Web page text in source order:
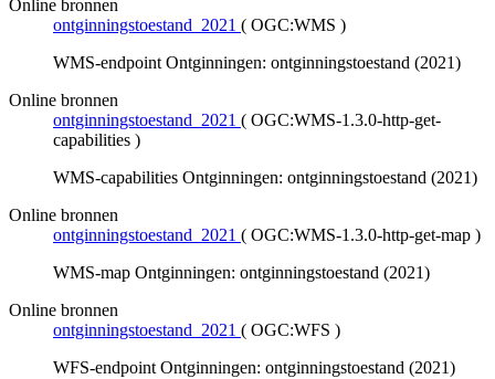
Online bronnen
ontginningstoestand_2021 ( OGC:WMS )
WMS-endpoint Ontginningen: ontginningstoestand (2021)
Online bronnen
ontginningstoestand_2021 ( OGC:WMS-1.3.0-http-get-
capabilities )
WMS-capabilities Ontginningen: ontginningstoestand (2021)
Online bronnen
ontginningstoestand_2021 ( OGC:WMS-1.3.0-http-get-map )
WMS-map Ontginningen: ontginningstoestand (2021)
Online bronnen
ontginningstoestand_2021 ( OGC:WFS )
WFS-endpoint Ontginningen: ontginningstoestand (2021)